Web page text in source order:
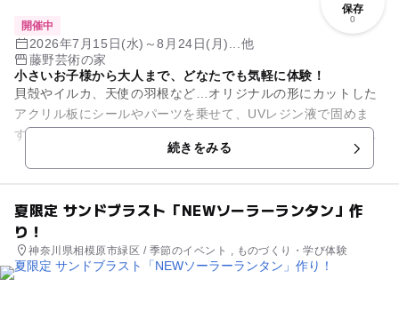
保存
0
開催中
2026年7月15日(水)～8月24日(月)...他
藤野芸術の家
小さいお子様から大人まで、どなたでも気軽に体験！
貝殻やイルカ、天使の羽根など…オリジナルの形にカットした
アクリル板にシールやパーツを乗せて、UVレジン液で固めま
す。ボールチェーンやキーホルダー、ブローチなどに仕上げま
しょう♪大人の方にもおすす...続きをみる
夏限定 サンドブラスト「NEWソーラーランタン」作
り！
神奈川県相模原市緑区 / 季節のイベント , ものづくり・学び体験